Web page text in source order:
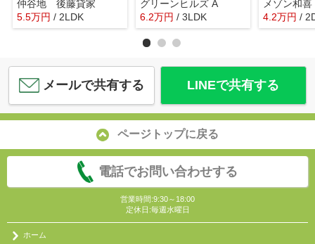
仲谷地 後藤貸家
5.5万円 / 2LDK
グリーンヒルズ A
6.2万円 / 3LDK
メゾン和喜
4.2万円 /
メールで共有する LINEで共有する
ページトップに戻る
電話でお問い合わせする
営業時間:9:30～18:00
定休日:毎週水曜日
ホーム